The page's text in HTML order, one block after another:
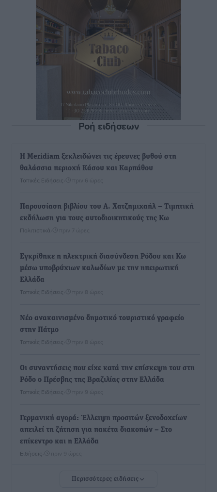
Ροή ειδήσεων
Η Meridiam ξεκλειδώνει τις έρευνες βυθού στη
θαλάσσια περιοχή Κάσου και Καρπάθου
Τοπικές Ειδήσεις πριν 6 ώρες
Παρουσίαση βιβλίου του Α. Χατζημιχαήλ – Τιμητική
εκδήλωση για τους αυτοδιοικητικούς της Κω
Πολιτιστικά πριν 7 ώρες
Εγκρίθηκε η ηλεκτρική διασύνδεση Ρόδου και Κω
μέσω υποβρύχιων καλωδίων με την ηπειρωτική
Ελλάδα
Τοπικές Ειδήσεις πριν 8 ώρες
Νέο ανακαινισμένο δημοτικό τουριστικό γραφείο
στην Πάτμο
Τοπικές Ειδήσεις πριν 8 ώρες
Οι συναντήσεις που είχε κατά την επίσκεψη του στη
Ρόδο ο Πρέσβης της Βραζιλίας στην Ελλάδα
Τοπικές Ειδήσεις πριν 9 ώρες
Γερμανική αγορά: Έλλειψη προσιτών ξενοδοχείων
απειλεί τη ζήτηση για πακέτα διακοπών – Στο
επίκεντρο και η Ελλάδα
Ειδήσεις πριν 9 ώρες
Νέο ξενοδοχείο στη Ρόδο για την H Hotels –
Περισσότερες ειδήσεις